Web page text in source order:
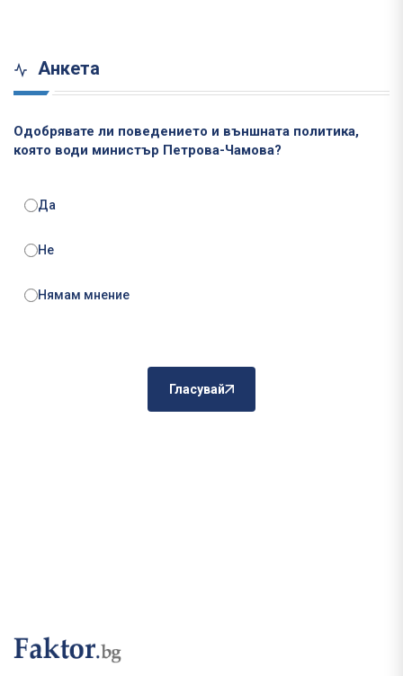
Анкета
Одобрявате ли поведението и външната политика,
която води министър Петрова-Чамова?
Да
Не
Нямам мнение
Гласувай